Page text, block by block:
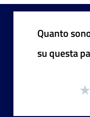
Quanto
su questa